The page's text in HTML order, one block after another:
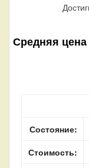
Средняя
Состояние:
Стоимость: